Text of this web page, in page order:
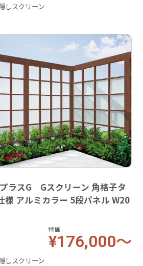
しスクリーン
スG Gスクリーン 角格子タ
様 アルミカラー 5段パネル W20
特価
¥176,000～
しスクリーン